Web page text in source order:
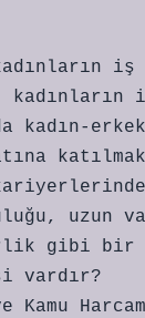
iş
kadın-
uzun
gibi bir
vardır?
Kamu